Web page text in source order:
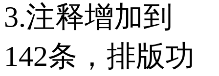
3.注释增加到
142条，排版功